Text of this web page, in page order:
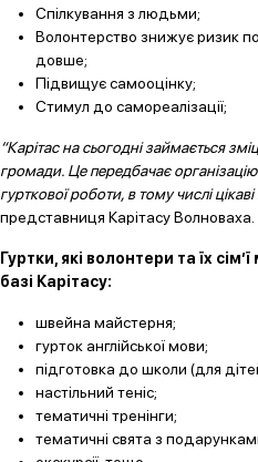
Спілкування з людьми;
Волонтерство знижує ризик
довше;
Підвищує самооцінку;
Стимул до самореалізації;
“Карітас на сьогодні займається
громади. Це передбачає
гурткової роботи, в тому числі
представниця Карітасу Волноваха.
Гуртки, які волонтери та їх
базі Карітасу:
швейна майстерня;
гурток англійської мови;
підготовка до школи (для
настільний теніс;
тематичні тренінги;
тематичні свята з